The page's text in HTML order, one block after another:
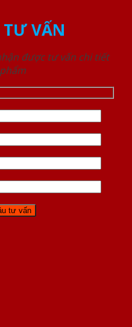
VẤN
được tư vấn chi tiết